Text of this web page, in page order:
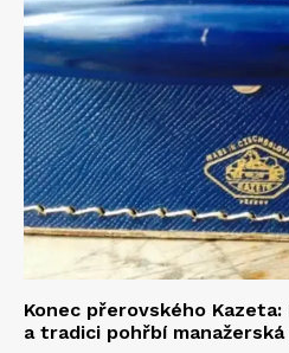
Konec přerovského
a tradici pohřbí